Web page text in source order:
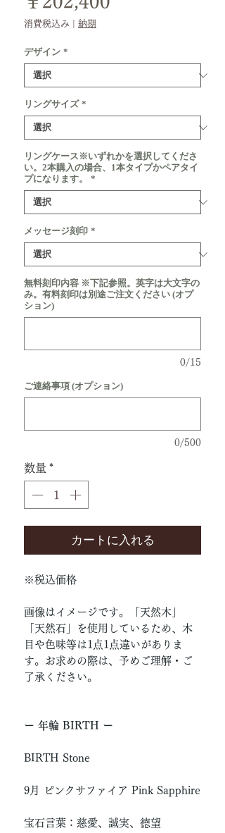
消費税込み 納期
デザイン *
リングサイズ *
リングケース※いずれかを選択してくださ
い。2本購入の場合、1本タイプかペアタイ
プになります。
*
メッセージ刻印 *
無料刻印内容 ※下記参照。英字は大文字の
み。有料刻印は別途ご注文ください (オプ
ション)
0/15
ご連絡事項 (オプション)
0/500
数量 *
カートに入れる
※税込価格
画像はイメージです。「天然木」
「天然石」を使用しているため、木
目や色味等は1点1点違いがありま
す。お求めの際は、予めご理解・ご
了承ください。
ー 年輪 BIRTH ー
BIRTH Stone
9月 ピンクサファイア Pink Sapphire
宝石言葉：慈愛、誠実、徳望